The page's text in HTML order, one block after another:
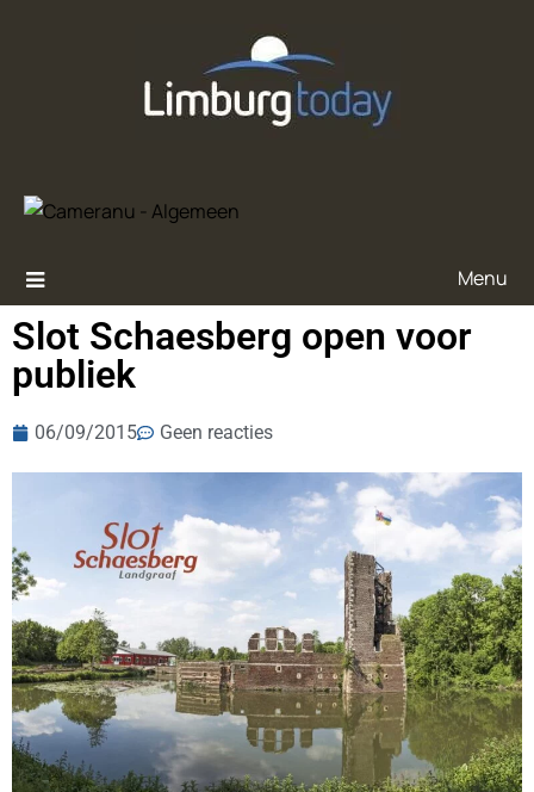
Menu
Slot Schaesberg open voor
publiek
06/09/2015 Geen reacties